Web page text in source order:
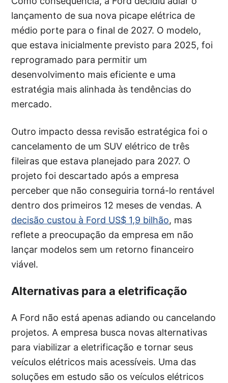
lançamento de sua nova picape elétrica de
médio porte para o final de 2027. O modelo,
que estava inicialmente previsto para 2025, foi
reprogramado para permitir um
desenvolvimento mais eficiente e uma
estratégia mais alinhada às tendências do
mercado.
Outro impacto dessa revisão estratégica foi o
cancelamento de um SUV elétrico de três
fileiras que estava planejado para 2027. O
projeto foi descartado após a empresa
perceber que não conseguiria torná-lo rentável
dentro dos primeiros 12 meses de vendas. A
decisão custou à Ford US$ 1,9 bilhão, mas
reflete a preocupação da empresa em não
lançar modelos sem um retorno financeiro
viável.
Alternativas para a eletrificação
A Ford não está apenas adiando ou cancelando
projetos. A empresa busca novas alternativas
para viabilizar a eletrificação e tornar seus
veículos elétricos mais acessíveis. Uma das
soluções em estudo são os veículos elétricos